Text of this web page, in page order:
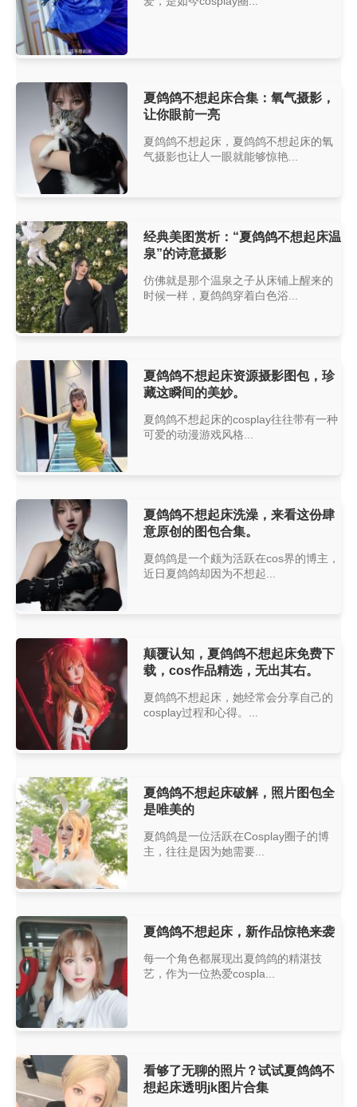
夏鸽鸽不想起床合集：氧气摄影，
让你眼前一亮
夏鸽鸽不想起床，夏鸽鸽不想起床的氧
气摄影也让人一眼就能够惊艳...
经典美图赏析：“夏鸽鸽不想起床温
泉”的诗意摄影
仿佛就是那个温泉之子从床铺上醒来的
时候一样，夏鸽鸽穿着白色浴...
夏鸽鸽不想起床资源摄影图包，珍
藏这瞬间的美妙。
夏鸽鸽不想起床的cosplay往往带有一种
可爱的动漫游戏风格...
夏鸽鸽不想起床洗澡，来看这份肆
意原创的图包合集。
夏鸽鸽是一个颇为活跃在cos界的博主，
近日夏鸽鸽却因为不想起...
颠覆认知，夏鸽鸽不想起床免费下
载，cos作品精选，无出其右。
夏鸽鸽不想起床，她经常会分享自己的
cosplay过程和心得。...
夏鸽鸽不想起床破解，照片图包全
是唯美的
夏鸽鸽是一位活跃在Cosplay圈子的博
主，往往是因为她需要...
夏鸽鸽不想起床，新作品惊艳来袭
每一个角色都展现出夏鸽鸽的精湛技
艺，作为一位热爱cospla...
看够了无聊的照片？试试夏鸽鸽不
想起床透明jk图片合集